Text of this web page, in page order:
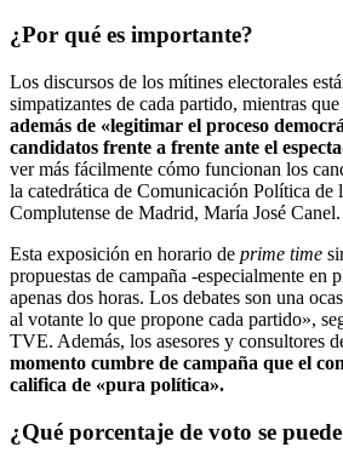
¿Por qué es importante?
Los discursos de los mítines electorales
simpatizantes de cada partido, mientras que
además de «legitimar el proceso
candidatos frente a frente ante el
ver más fácilmente cómo funcionan los
la catedrática de Comunicación Política de
Complutense de Madrid, María José Canel.
Esta exposición en horario de prime time
propuestas de campaña -especialmente en
apenas dos horas. Los debates son una
al votante lo que propone cada partido»,
TVE. Además, los asesores y consultores
momento cumbre de campaña que el
califica de «pura política».
¿Qué porcentaje de voto se